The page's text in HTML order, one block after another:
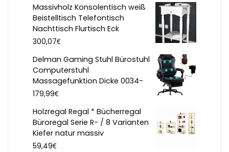
Massivholz Konsolentisch weiß
Beistelltisch Telefontisch
Nachttisch Flurtisch Eck
300,07€
Delman Gaming Stuhl Bürostuhl
Computerstuhl
Massagefunktion Dicke 0034-
179,99€
Holzregal Regal * Bücherregal
Büroregal Serie R- / 8 Varianten
Kiefer natur massiv
59,49€